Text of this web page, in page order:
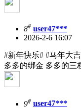
8# user47***
2026-2-6 16:07
#新年快乐# #马年大
多多的绑金 多多的三
9# user47***